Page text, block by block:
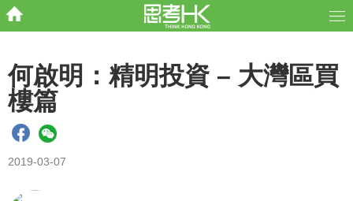
何啟明：精明投資 – 大灣區買
樓篇
2019-03-07